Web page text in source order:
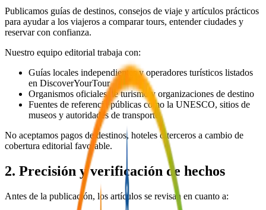
Publicamos guías de destinos, consejos de viaje y artículos prácticos
para ayudar a los viajeros a comparar tours, entender ciudades y
reservar con confianza.
Nuestro equipo editorial trabaja con:
Guías locales independientes y operadores turísticos listados
en DiscoverYourTour
Organismos oficiales de turismo y organizaciones de destino
Fuentes de referencia públicas como la UNESCO, sitios de
museos y autoridades de transporte
No aceptamos pagos de destinos, hoteles o terceros a cambio de
cobertura editorial favorable.
2. Precisión y verificación de hechos
Antes de la publicación, los artículos se revisan en cuanto a: